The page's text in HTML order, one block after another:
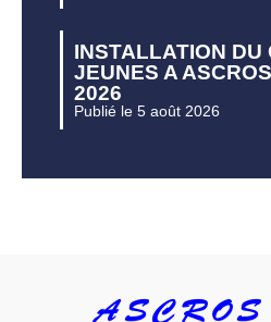
INSTALLATION DU
JEUNES A
2026
Publié le 5 août 2026